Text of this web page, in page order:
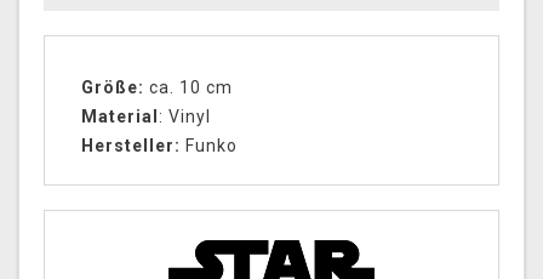
Größe: ca. 10 cm
Material : Vinyl
Hersteller: Funko